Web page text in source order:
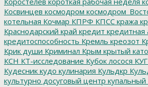
Косвинцев космодром
котельная Кочмар КПРФ КПСС кража
Краснодарский край кредит кредитная
кредитоспособность Кремль креозот
Крик души Криминал Крым крытый
КСН КТ-исследование Кубок лосося
Кудесник кудо кулинария Кульдкр
культурно досуговый центр купальный